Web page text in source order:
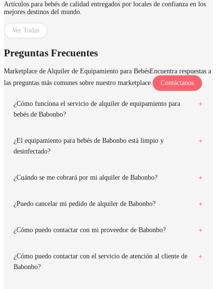
Artículos para bebés de calidad entregados por locales de confianza en los
mejores destinos del mundo.
Ver Todas
Preguntas Frecuentes
Marketplace de Alquiler de Equipamiento para BebésEncuentra respuestas a
las preguntas más comunes sobre nuestro marketplace.
Contáctanos
¿Cómo funciona el servicio de alquiler de equipamiento para
bebés de Babonbo?
¿El equipamiento para bebés de Babonbo está limpio y
desinfectado?
¿Cuándo se me cobrará por mi alquiler de Babonbo?
¿Puedo cancelar mi pedido de alquiler de Babonbo?
¿Cómo puedo contactar con mi proveedor de Babonbo?
¿Cómo puedo contactar con el servicio de atención al cliente de
Babonbo?